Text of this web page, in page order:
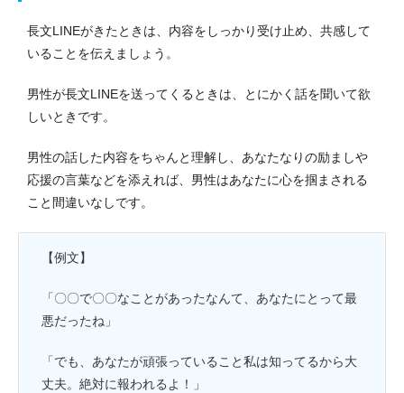
長文LINEがきたときは、内容をしっかり受け止め、共感して
いることを伝えましょう。
男性が長文LINEを送ってくるときは、とにかく話を聞いて欲
しいときです。
男性の話した内容をちゃんと理解し、あなたなりの励ましや
応援の言葉などを添えれば、男性はあなたに心を掴まされる
こと間違いなしです。
【例文】
「〇〇で〇〇なことがあったなんて、あなたにとって最
悪だったね」
「でも、あなたが頑張っていること私は知ってるから大
丈夫。絶対に報われるよ！」